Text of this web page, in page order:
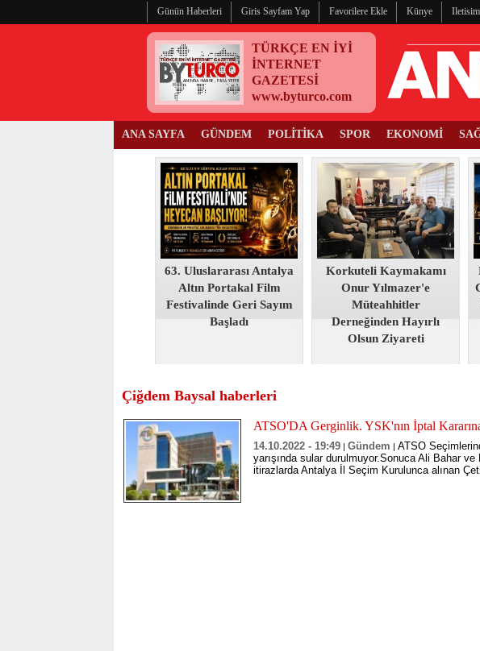
Günün Haberleri Giris Sayfam Yap Favorilere Ekle Künye Iletisim
TÜRKÇE EN İYİ
İNTERNET
GAZETESİ
www.byturco.com
ANA SAYFA GÜNDEM POLİTİKA SPOR EKONOMİ
63. Uluslararası Antalya
Altın Portakal Film
Festivalinde Geri Sayım
Başladı
Korkuteli Kaymakamı
Onur Yılmazer'e
Müteahhitler
Derneğinden Hayırlı
Olsun Ziyareti
Çiğdem Baysal haberleri
ATSO'DA Gerginlik. YSK'nın İptal
14.10.2022 - 19:49 | Gündem | ATSO
yarışında sular durulmuyor.Sonuca Ali Bahar ve
itirazlarda Antalya İl Seçim Kurulunca alınan